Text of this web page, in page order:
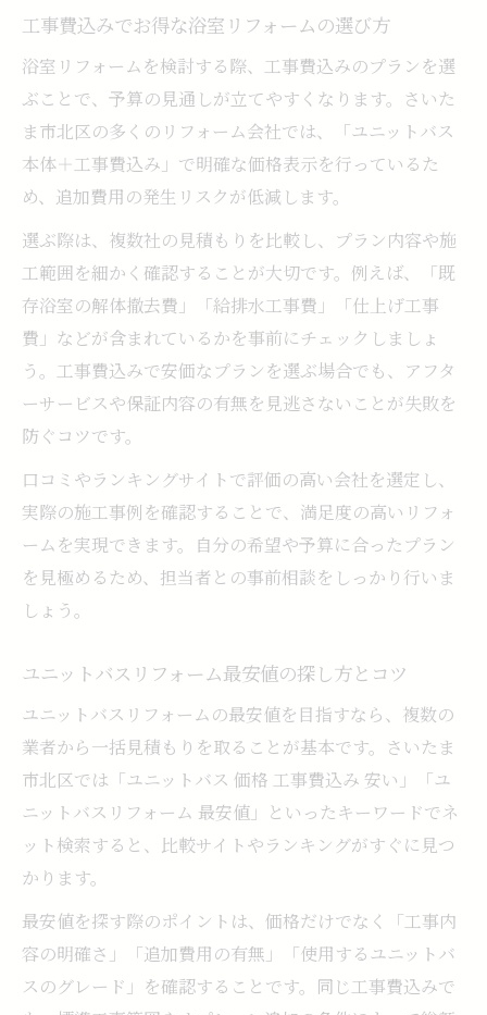
工事費込みでお得な浴室リフォームの選び方
浴室リフォームを検討する際、工事費込みのプランを選
ぶことで、予算の見通しが立てやすくなります。さいた
ま市北区の多くのリフォーム会社では、「ユニットバス
本体＋工事費込み」で明確な価格表示を行っているた
め、追加費用の発生リスクが低減します。
選ぶ際は、複数社の見積もりを比較し、プラン内容や施
工範囲を細かく確認することが大切です。例えば、「既
存浴室の解体撤去費」「給排水工事費」「仕上げ工事
費」などが含まれているかを事前にチェックしましょ
う。工事費込みで安価なプランを選ぶ場合でも、アフタ
ーサービスや保証内容の有無を見逃さないことが失敗を
防ぐコツです。
口コミやランキングサイトで評価の高い会社を選定し、
実際の施工事例を確認することで、満足度の高いリフォ
ームを実現できます。自分の希望や予算に合ったプラン
を見極めるため、担当者との事前相談をしっかり行いま
しょう。
ユニットバスリフォーム最安値の探し方とコツ
ユニットバスリフォームの最安値を目指すなら、複数の
業者から一括見積もりを取ることが基本です。さいたま
市北区では「ユニットバス 価格 工事費込み 安い」「ユ
ニットバスリフォーム 最安値」といったキーワードでネ
ット検索すると、比較サイトやランキングがすぐに見つ
かります。
最安値を探す際のポイントは、価格だけでなく「工事内
容の明確さ」「追加費用の有無」「使用するユニットバ
スのグレード」を確認することです。同じ工事費込みで